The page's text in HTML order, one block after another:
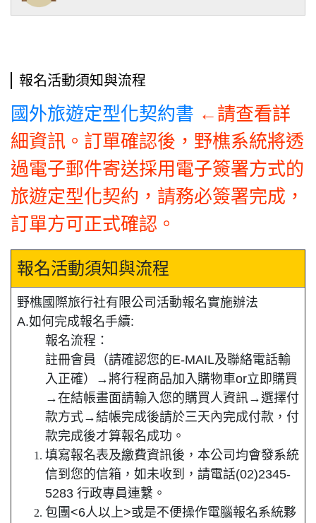
報名活動須知與流程
國外旅遊定型化契約書 ←請查看詳
細資訊。訂單確認後，野樵系統將透
過電子郵件寄送採用電子簽署方式的
旅遊定型化契約，請務必簽署完成，
訂單方可正式確認。
報名活動須知與流程
野樵國際旅行社有限公司活動報名實施辦法
A.如何完成報名手續:
報名流程：
註冊會員（請確認您的E-MAIL及聯絡電話輸
入正確）→將行程商品加入購物車or立即購買
→在結帳畫面請輸入您的購買人資訊→選擇付
款方式→結帳完成後請於三天內完成付款，付
款完成後才算報名成功。
填寫報名表及繳費資訊後，本公司均會發系統
信到您的信箱，如未收到，請電話(02)2345-
5283 行政專員連繫。
包團<6人以上>或是不便操作電腦報名系統夥